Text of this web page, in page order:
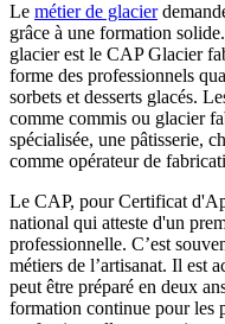
Le métier de glacier
grâce à une formation
glacier est le CAP Glacier
forme des professionnels
sorbets et desserts glacés.
comme commis ou glacier
spécialisée, une pâtisserie,
comme opérateur de
Le CAP, pour Certificat
national qui atteste d'un
professionnelle. C’est
métiers de l’artisanat. Il est
peut être préparé en deux
formation continue pour les